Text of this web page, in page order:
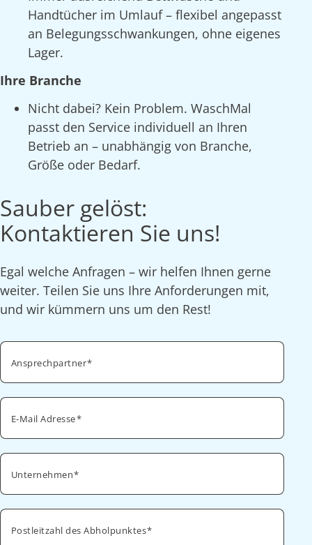
Handtücher im Umlauf – flexibel angepasst
an Belegungsschwankungen, ohne eigenes
Lager.
Ihre Branche
Nicht dabei? Kein Problem. WaschMal
passt den Service individuell an Ihren
Betrieb an – unabhängig von Branche,
Größe oder Bedarf.
Sauber gelöst:
Kontaktieren Sie uns!
Egal welche Anfragen – wir helfen Ihnen gerne
weiter. Teilen Sie uns Ihre Anforderungen mit,
und wir kümmern uns um den Rest!
Ansprechpartner
E-Mail Adresse
Unternehmen
Postleitzahl des Abholpunktes